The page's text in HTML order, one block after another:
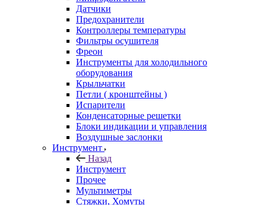
Датчики
Предохранители
Контроллеры температуры
Фильтры осушителя
Фреон
Инструменты для холодильного
оборудования
Крыльчатки
Петли ( кронштейны )
Испарители
Конденсаторные решетки
Блоки индикации и управления
Воздушные заслонки
Инструмент
Назад
Инструмент
Прочее
Мультиметры
Стяжки, Хомуты